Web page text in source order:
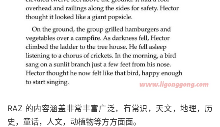
RAZ 的内容涵盖非常丰富广泛，有常识，天文，地理，历
史，童话，人文，动植物等方方面面。